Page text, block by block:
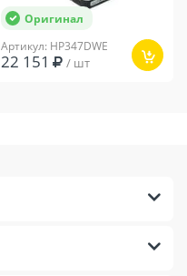
Оригинал
Артикул: HP347DWE
22 151 / шт